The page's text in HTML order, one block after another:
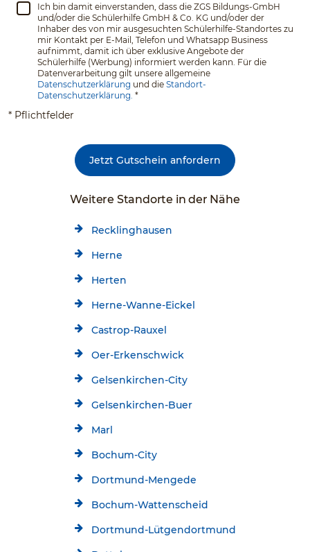
Ich bin damit einverstanden, dass die ZGS Bildungs-GmbH
und/oder die Schülerhilfe GmbH & Co. KG und/oder der
Inhaber des von mir ausgesuchten Schülerhilfe-Standortes zu
mir Kontakt per E-Mail, Telefon und Whatsapp Business
aufnimmt, damit ich über exklusive Angebote der
Schülerhilfe (Werbung) informiert werden kann. Für die
Datenverarbeitung gilt unsere allgemeine
Datenschutzerklärung und die Standort-
Datenschutzerklärung. *
* Pflichtfelder
Jetzt Gutschein anfordern
Weitere Standorte in der Nähe
Recklinghausen
Herne
Herten
Herne-Wanne-Eickel
Castrop-Rauxel
Oer-Erkenschwick
Gelsenkirchen-City
Gelsenkirchen-Buer
Marl
Bochum-City
Dortmund-Mengede
Bochum-Wattenscheid
Dortmund-Lütgendortmund